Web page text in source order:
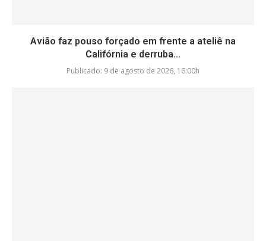
Avião faz pouso forçado em frente a ateliê na
Califórnia e derruba...
Publicado: 9 de agosto de 2026, 16:00h